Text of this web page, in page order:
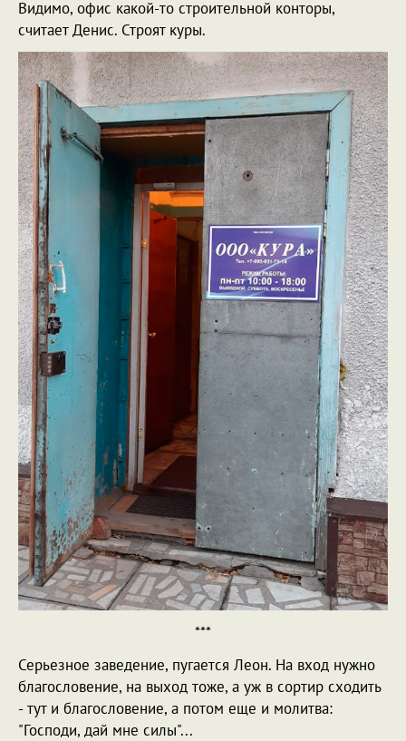
Видимо, офис какой-то строительной конторы,
считает Денис. Строят куры.
***
Серьезное заведение, пугается Леон. На вход нужно
благословение, на выход тоже, а уж в сортир сходить
- тут и благословение, а потом еще и молитва:
"Господи, дай мне силы"...